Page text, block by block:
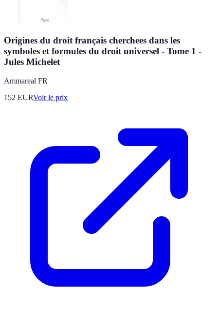
Origines du droit français cherchees dans les
symboles et formules du droit universel - Tome 1 -
Jules Michelet
Ammareal FR
152 EURVoir le prix